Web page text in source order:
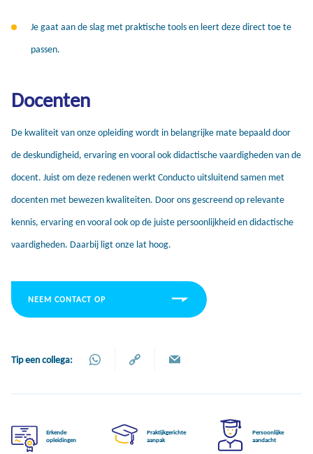
Je gaat aan de slag met praktische tools en leert deze direct toe te
passen.
Docenten
De kwaliteit van onze opleiding wordt in belangrijke mate bepaald door
de deskundigheid, ervaring en vooral ook didactische vaardigheden van de
docent. Juist om deze redenen werkt Conducto uitsluitend samen met
docenten met bewezen kwaliteiten. Door ons gescreend op relevante
kennis, ervaring en vooral ook op de juiste persoonlijkheid en didactische
vaardigheden. Daarbij ligt onze lat hoog.
NEEM CONTACT OP
Tip een collega:
Erkende
opleidingen
Praktijkgerichte
aanpak
Persoonlijke
aandacht